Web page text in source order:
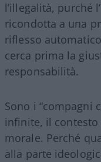
l’illegalità, purché
ricondotta a una
riflesso
cerca prima la
responsabilità.
Sono i “compagni
infinite, il contesto
morale. Perché
alla parte